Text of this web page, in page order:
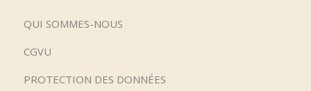
QUI SOMMES-NOUS
CGVU
PROTECTION DES DONNÉES